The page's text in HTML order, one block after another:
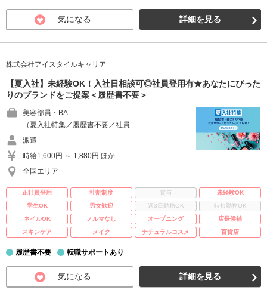
気になる 詳細を見る
株式会社アイスタイルキャリア
【夏入社】未経験OK！入社日相談可◎社員登用有★あなたにぴった
りのブランドをご提案＜履歴書不要＞
美容部員・BA
（夏入社特集／履歴書不要／社員 …
派遣
時給1,600円 ～ 1,880円 ほか
全国エリア
正社員登用 社割制度 賞与
未経験OK
学生OK
男女歓迎 週3日勤務OK
時短勤務OK
ネイルOK
ノルマなし オープニング
店長候補
スキンケア
メイク ナチュラルコスメ 百貨店
履歴書不要 転職サポートあり
気になる 詳細を見る